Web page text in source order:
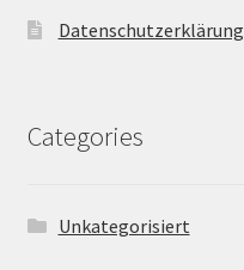
Datenschutzerklärung
Categories
Unkategorisiert